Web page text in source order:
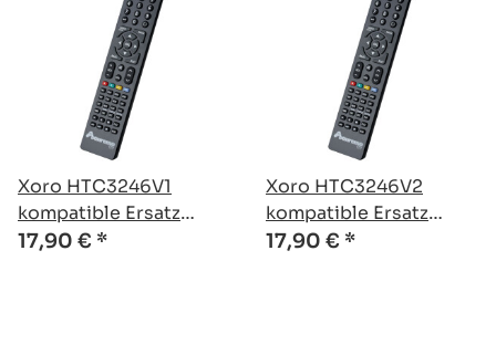
Xoro HTC3246V1
kompatible Ersatz
Fernbedienung
17,90 € *
Xoro HTC3246V2
kompatible Ersatz
Fernbedienung
17,90 € *